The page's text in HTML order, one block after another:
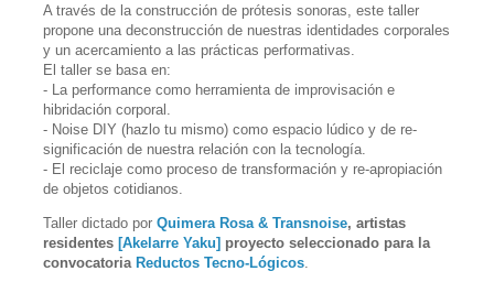
A través de la construcción de prótesis sonoras, este taller
propone una deconstrucción de nuestras identidades corporales
y un acercamiento a las prácticas performativas.
El taller se basa en:
- La performance como herramienta de improvisación e
hibridación corporal.
- Noise DIY (hazlo tu mismo) como espacio lúdico y de re-
significación de nuestra relación con la tecnología.
- El reciclaje como proceso de transformación y re-apropiación
de objetos cotidianos.
Taller dictado por Quimera Rosa & Transnoise, artistas
residentes [Akelarre Yaku] proyecto seleccionado para la
convocatoria Reductos Tecno-Lógicos